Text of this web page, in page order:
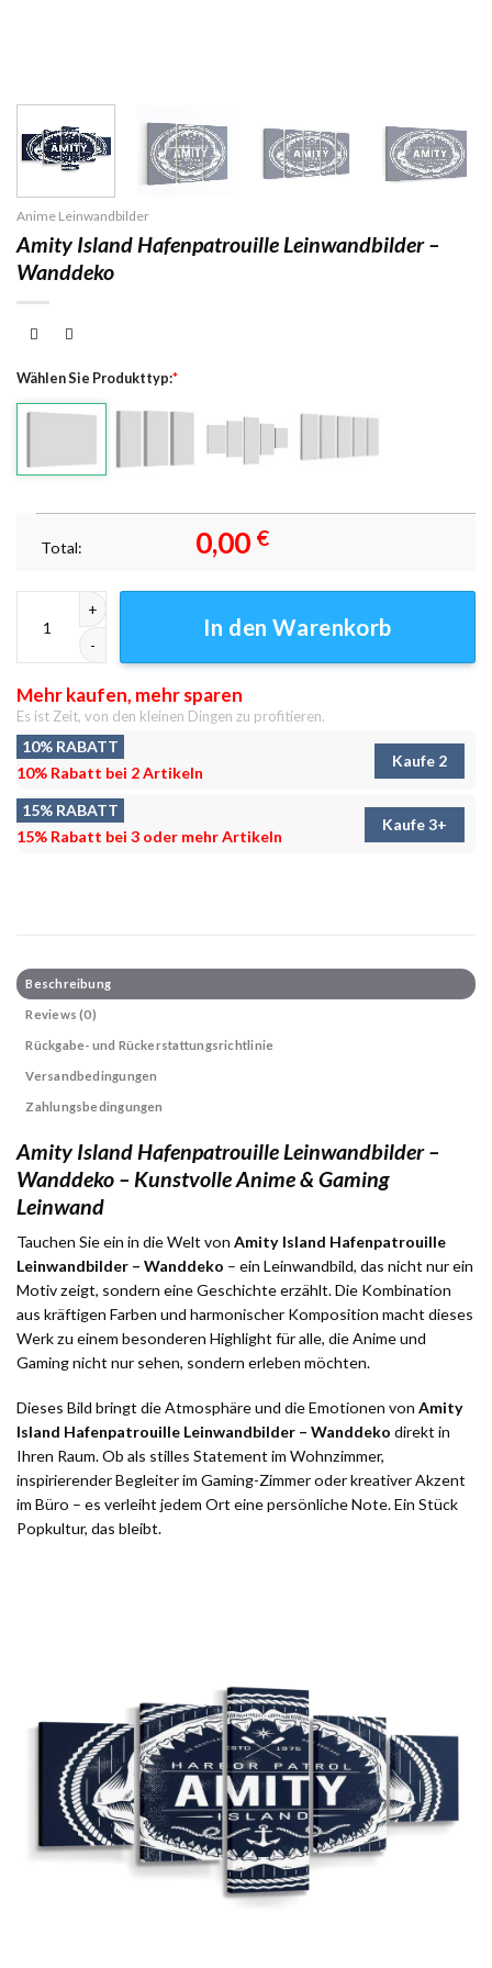
Anime Leinwandbilder
Amity Island Hafenpatrouille Leinwandbilder –
Wanddeko
Wählen Sie Produkttyp:*
Total: 0,00 €
In den Warenkorb
Mehr kaufen, mehr sparen
Es ist Zeit, von den kleinen Dingen zu profitieren.
10% RABATT
10% Rabatt bei 2 Artikeln
Kaufe 2
15% RABATT
15% Rabatt bei 3 oder mehr Artikeln
Kaufe 3+
Beschreibung
Reviews (0)
Rückgabe- und Rückerstattungsrichtlinie
Versandbedingungen
Zahlungsbedingungen
Amity Island Hafenpatrouille Leinwandbilder –
Wanddeko – Kunstvolle Anime & Gaming
Leinwand
Tauchen Sie ein in die Welt von Amity Island Hafenpatrouille
Leinwandbilder – Wanddeko – ein Leinwandbild, das nicht nur ein
Motiv zeigt, sondern eine Geschichte erzählt. Die Kombination
aus kräftigen Farben und harmonischer Komposition macht dieses
Werk zu einem besonderen Highlight für alle, die Anime und
Gaming nicht nur sehen, sondern erleben möchten.
Dieses Bild bringt die Atmosphäre und die Emotionen von Amity
Island Hafenpatrouille Leinwandbilder – Wanddeko direkt in
Ihren Raum. Ob als stilles Statement im Wohnzimmer,
inspirierender Begleiter im Gaming-Zimmer oder kreativer Akzent
im Büro – es verleiht jedem Ort eine persönliche Note. Ein Stück
Popkultur, das bleibt.